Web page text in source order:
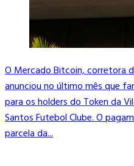
O Mercado Bitcoin, corretora
anunciou no último mês que
para os holders do Token da
Santos Futebol Clube. O
parcela da...